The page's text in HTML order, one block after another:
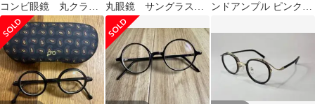
コンビ眼鏡 丸クラシ
ックとクリップオン
粋なキハクフレーム
丸眼鏡 サングラス
メガネ ラウンド レ
トロ ゴールド
ンドアンプル ピンクジ
Kunel